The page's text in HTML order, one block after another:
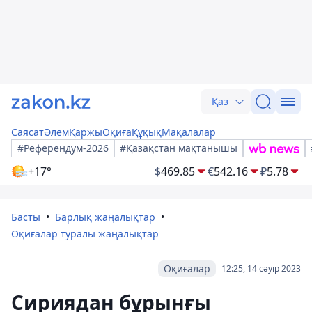
Қаз
СаясатӘлемҚаржыОқиғаҚұқықМақалалар
#Референдум-2026
#Қазақстан мақтанышы
+17° $469.85 €542.16 ₽5.78
Басты
Барлық жаңалықтар
Оқиғалар туралы жаңалықтар
12:25, 14 сәуір 2023
Оқиғалар
Сириядан бұрынғы